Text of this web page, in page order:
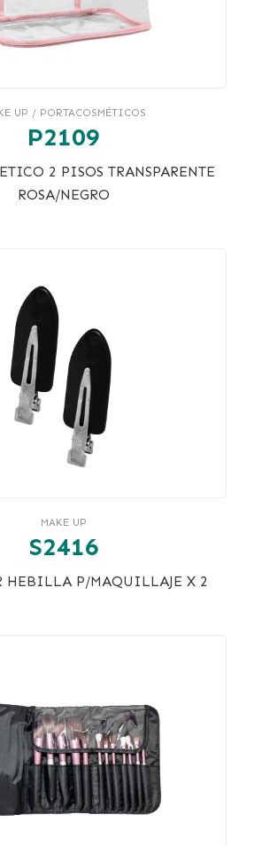
UP / PORTACOSMÉTICOS
P2109
2 PISOS TRANSPARENTE
ROSA/NEGRO
MAKE UP
S2416
HEBILLA P/MAQUILLAJE X 2